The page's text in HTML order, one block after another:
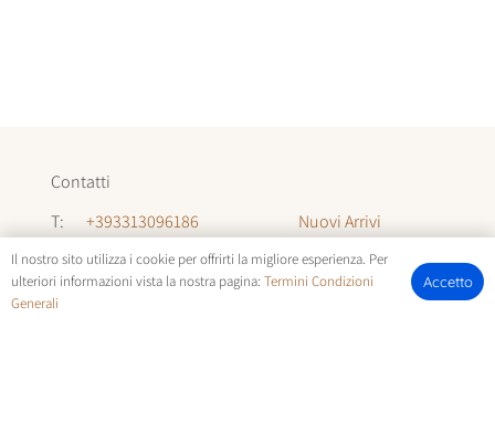
Contatti
T:
+393313096186
T:
+393294142035
E:
Nuovi Arrivi
Informazioni
Chi Siamo
Il nostro sito utilizza i cookie per offrirti la migliore esperienza. Per
ulteriori informazioni vista la nostra pagina: Termini Condizioni
Generali
Accetto